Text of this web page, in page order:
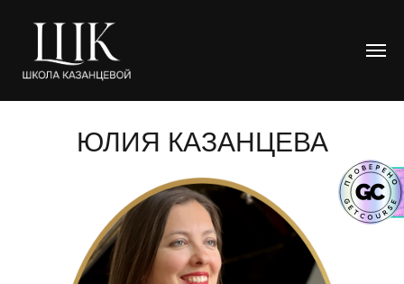
ЮЛИЯ КАЗАНЦЕВА